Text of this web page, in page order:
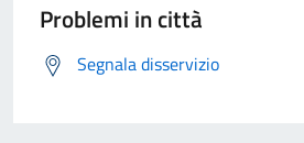
Problemi in città
Segnala disservizio